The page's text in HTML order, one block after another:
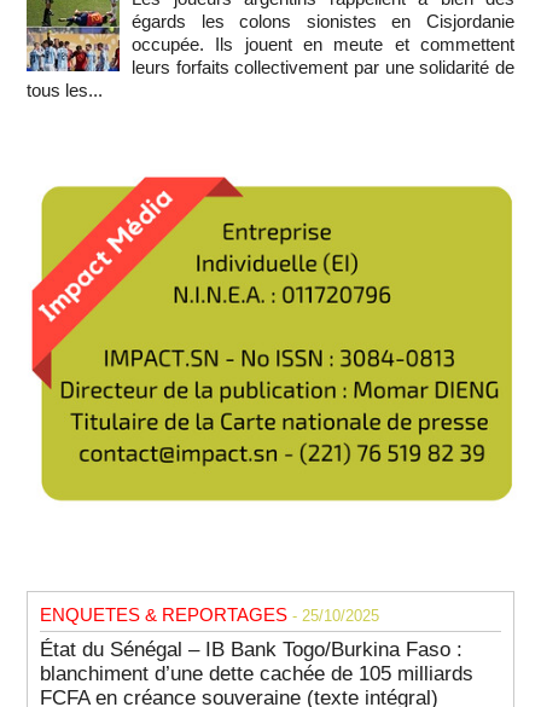
égards les colons sionistes en Cisjordanie
occupée. Ils jouent en meute et commettent
leurs forfaits collectivement par une solidarité de
tous les...
ENQUETES & REPORTAGES - 25/10/2025
État du Sénégal – IB Bank Togo/Burkina Faso :
blanchiment d’une dette cachée de 105 milliards
FCFA en créance souveraine (texte intégral)